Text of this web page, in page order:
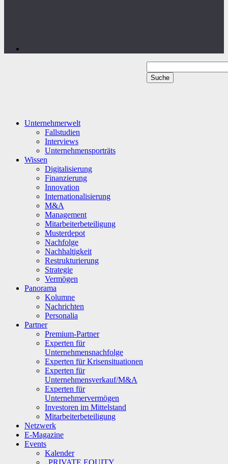
Unternehmerwelt
Fallstudien
Interviews
Unternehmensporträts
Wissen
Digitalisierung
Finanzierung
Innovation
Internationalisierung
M&A
Management
Mitarbeiterbeteiligung
Musterdepot
Nachfolge
Nachhaltigkeit
Restrukturierung
Strategie
Vermögen
Panorama
Kolumne
Nachrichten
Personalia
Partner
Premium-Partner
Experten für
Unternehmensnachfolge
Experten für Krisensituationen
Experten für
Unternehmensverkauf/M&A
Experten für
Unternehmervermögen
Investoren im Mittelstand
Mitarbeiterbeteiligung
Netzwerk
E-Magazine
Events
Kalender
„PRIVATE EQUITY